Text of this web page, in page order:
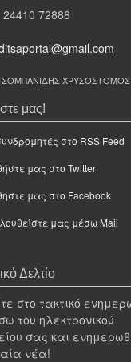
24410 72888
ΧΡΥΣΟΣΤΟΜΟΣ
μας!
στο RSS Feed
μας στο Twitter
μας στο Facebook
μας μέσω Mail
Δελτίο
στο τακτικό
του ηλεκτρονικού
σας και
νέα!